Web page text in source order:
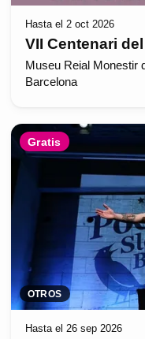
Hasta el 2 oct 2026
VII Centenari
Museu Reial Monestir
Barcelona
Gratis
OTROS
Hasta el 26 sep 2026